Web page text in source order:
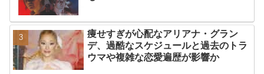
痩せすぎが心配なアリアナ・グラン
デ、過酷なスケジュールと過去のトラ
ウマや複雑な恋愛遍歴が影響か